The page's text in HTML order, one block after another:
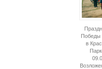
Победы
в